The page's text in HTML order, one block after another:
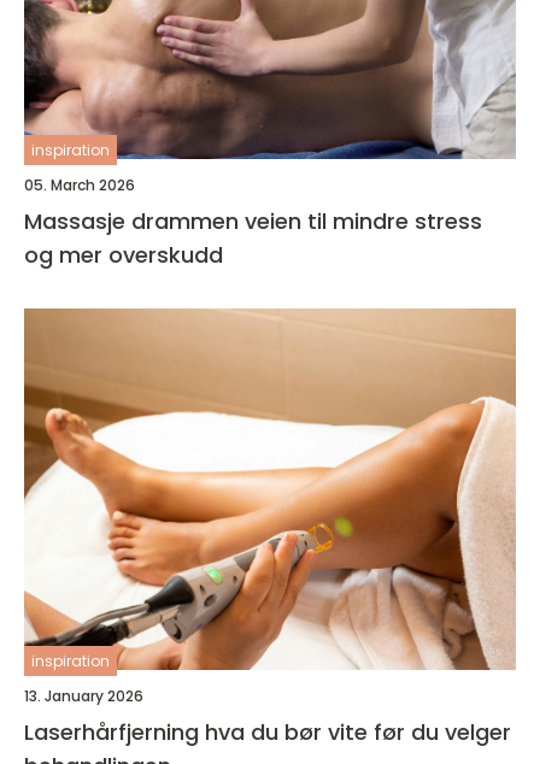
inspiration
05. March 2026
Massasje drammen veien til mindre stress
og mer overskudd
inspiration
13. January 2026
Laserhårfjerning hva du bør vite før du velger